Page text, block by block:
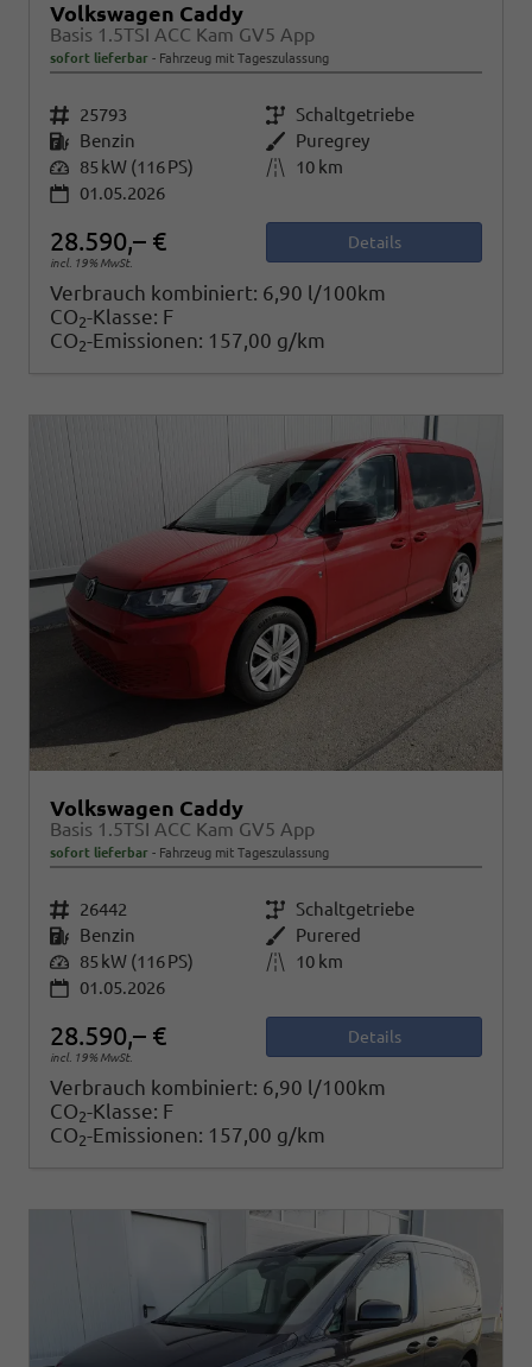
Volkswagen Caddy
Basis 1.5TSI ACC Kam GV5 App
sofort lieferbar Fahrzeug mit Tageszulassung
Fahrzeugnr. 25793 Getriebe Schaltgetriebe
Kraftstoff Benzin Außenfarbe Puregrey
Leistung 85 kW (116 PS) Kilometerstand
10 km
01.05.2026
28.590,– €
incl. 19% MwSt.
Details
Verbrauch kombiniert: 6,90 l/100km
CO2-Klasse: F
CO2-Emissionen: 157,00 g/km
Volkswagen Caddy
Basis 1.5TSI ACC Kam GV5 App
sofort lieferbar Fahrzeug mit Tageszulassung
Fahrzeugnr. 26442 Getriebe Schaltgetriebe
Kraftstoff Benzin Außenfarbe Purered
Leistung 85 kW (116 PS) Kilometerstand
10 km
01.05.2026
28.590,– €
incl. 19% MwSt.
Details
Verbrauch kombiniert: 6,90 l/100km
CO2-Klasse: F
CO2-Emissionen: 157,00 g/km